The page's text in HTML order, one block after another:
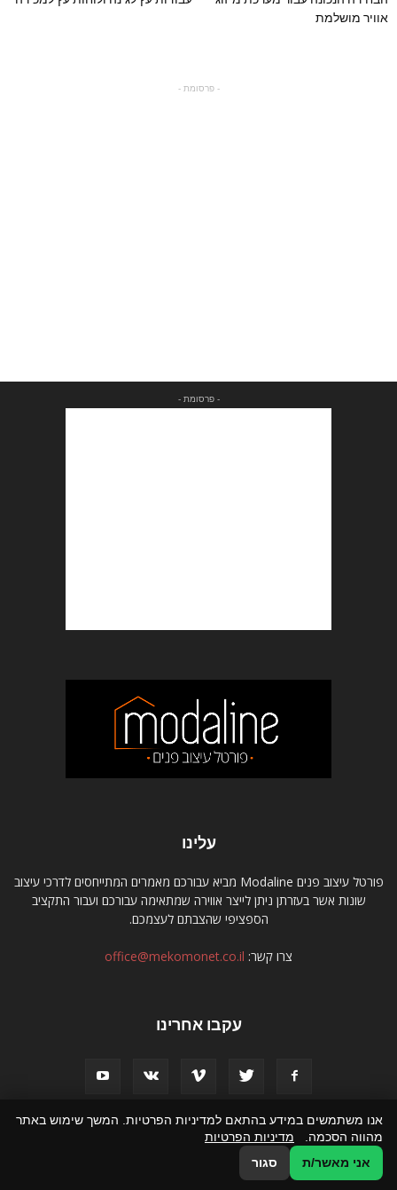
אוויר מושלמת
- פרסומת -
- פרסומת -
עלינו
פורטל עיצוב פנים Modaline מביא עבורכם מאמרים המתייחסים לדרכי עיצוב
שונות אשר בעזרתן ניתן לייצר אווירה שמתאימה עבורכם ועבור התקציב
הספציפי שהצבתם לעצמכם.
צרו קשר: office@mekomonet.co.il
עקבו אחרינו
מחפשים כותבים פרסמו אצלנו
© כל הזכויות שמורות לפורטל עיצוב פנים Modaline
אנו משתמשים במידע בהתאם למדיניות הפרטיות. המשך שימוש באתר
מהווה הסכמה. מדיניות הפרטיות
אני מאשר/ת
סגור